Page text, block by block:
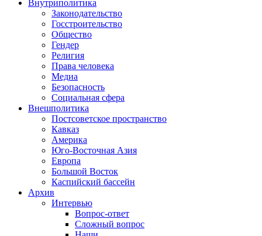
Внутриполитика
Законодательство
Госстроительство
Общество
Гендер
Религия
Права человека
Медиа
Безопасность
Социальная сфера
Внешполитика
Постсоветское пространство
Кавказ
Америка
Юго-Восточная Азия
Европа
Большой Восток
Каспийский бассейн
Архив
Интервью
Вопрос-ответ
Сложный вопрос